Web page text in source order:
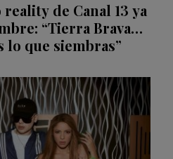
de Canal 13 ya
“Tierra Brava…
lo que siembras”